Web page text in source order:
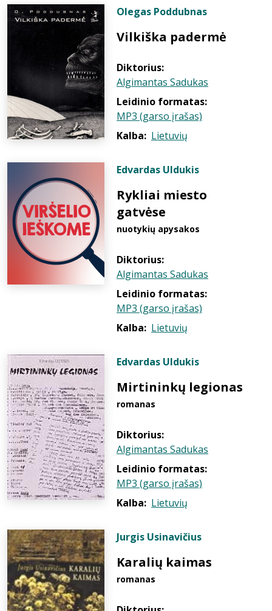
Olegas Poddubnas
Vilkiška padermė
Diktorius:
Algimantas Sadukas
Leidinio formatas:
MP3 (garso įrašas)
Kalba: Lietuvių
Edvardas Uldukis
Rykliai miesto
gatvėse
nuotykių apysakos
Diktorius:
Algimantas Sadukas
Leidinio formatas:
MP3 (garso įrašas)
Kalba: Lietuvių
Edvardas Uldukis
Mirtininkų legionas
romanas
Diktorius:
Algimantas Sadukas
Leidinio formatas:
MP3 (garso įrašas)
Kalba: Lietuvių
Jurgis Usinavičius
Karalių kaimas
romanas